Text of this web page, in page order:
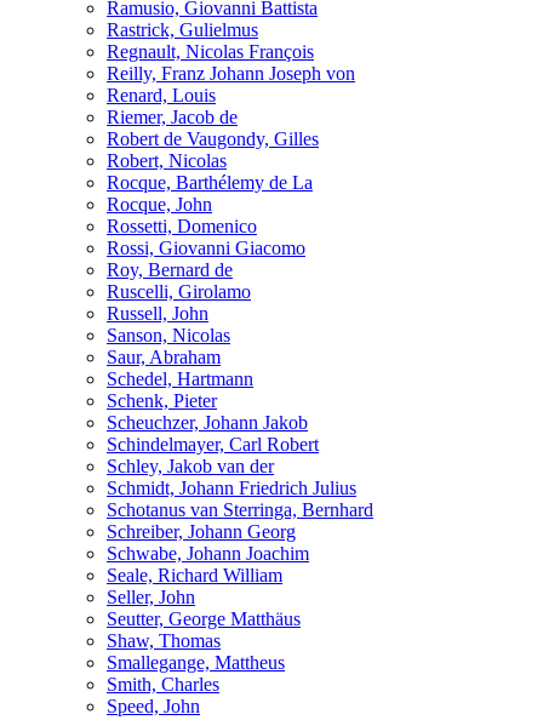
Ramusio, Giovanni Battista
Rastrick, Gulielmus
Regnault, Nicolas François
Reilly, Franz Johann Joseph von
Renard, Louis
Riemer, Jacob de
Robert de Vaugondy, Gilles
Robert, Nicolas
Rocque, Barthélemy de La
Rocque, John
Rossetti, Domenico
Rossi, Giovanni Giacomo
Roy, Bernard de
Ruscelli, Girolamo
Russell, John
Sanson, Nicolas
Saur, Abraham
Schedel, Hartmann
Schenk, Pieter
Scheuchzer, Johann Jakob
Schindelmayer, Carl Robert
Schley, Jakob van der
Schmidt, Johann Friedrich Julius
Schotanus van Sterringa, Bernhard
Schreiber, Johann Georg
Schwabe, Johann Joachim
Seale, Richard William
Seller, John
Seutter, George Matthäus
Shaw, Thomas
Smallegange, Mattheus
Smith, Charles
Speed, John